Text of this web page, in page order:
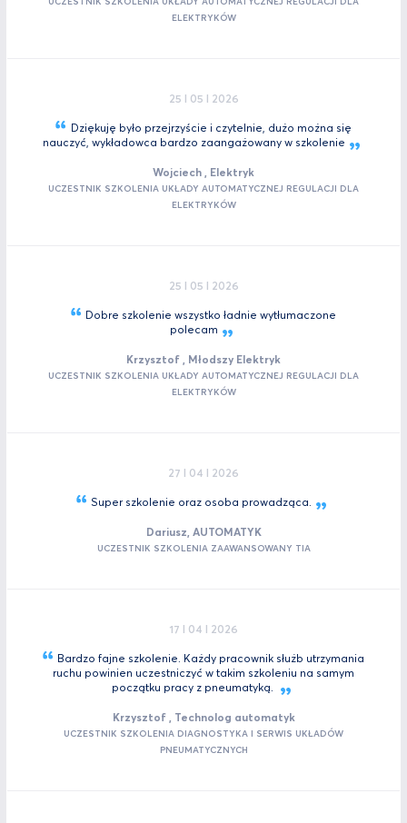
ELEKTRYKÓW
25 I 05 I 2026
Dziękuję było przejrzyście i czytelnie, dużo można się
nauczyć, wykładowca bardzo zaangażowany w szkolenie
Wojciech , Elektryk
UCZESTNIK SZKOLENIA UKŁADY AUTOMATYCZNEJ REGULACJI DLA
ELEKTRYKÓW
25 I 05 I 2026
Dobre szkolenie wszystko ładnie wytłumaczone
polecam
Krzysztof , Młodszy Elektryk
UCZESTNIK SZKOLENIA UKŁADY AUTOMATYCZNEJ REGULACJI DLA
ELEKTRYKÓW
27 I 04 I 2026
Super szkolenie oraz osoba prowadząca.
Dariusz, AUTOMATYK
UCZESTNIK SZKOLENIA ZAAWANSOWANY TIA
17 I 04 I 2026
Bardzo fajne szkolenie. Każdy pracownik służb utrzymania
ruchu powinien uczestniczyć w takim szkoleniu na samym
początku pracy z pneumatyką.
Krzysztof , Technolog automatyk
UCZESTNIK SZKOLENIA DIAGNOSTYKA I SERWIS UKŁADÓW
PNEUMATYCZNYCH